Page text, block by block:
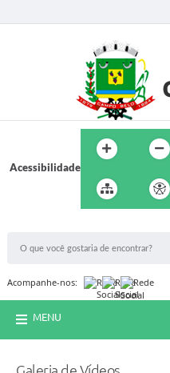
Acessibilidade
Acompanhe-nos:
MENU